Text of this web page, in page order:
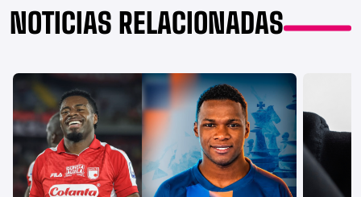
NOTICIAS RELACIONADAS